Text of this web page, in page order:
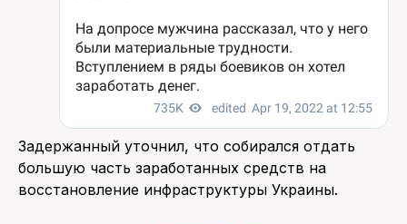
Задержанный уточнил, что собирался отдать
большую часть заработанных средств на
восстановление инфраструктуры Украины.